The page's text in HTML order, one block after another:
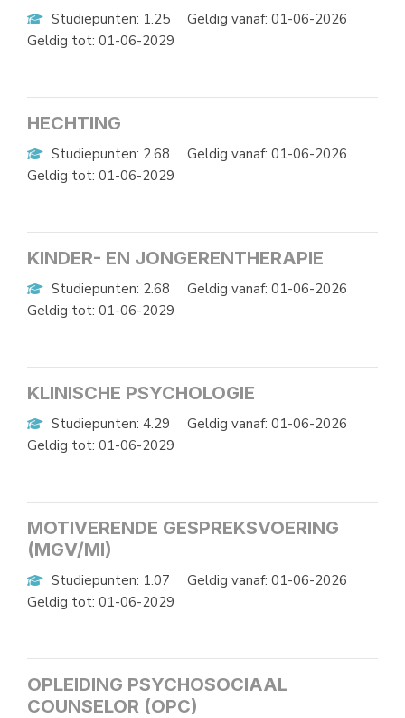
Studiepunten: 1.25
Geldig vanaf: 01-06-2026
Geldig tot: 01-06-2029
HECHTING
Studiepunten: 2.68
Geldig vanaf: 01-06-2026
Geldig tot: 01-06-2029
KINDER- EN JONGERENTHERAPIE
Studiepunten: 2.68
Geldig vanaf: 01-06-2026
Geldig tot: 01-06-2029
KLINISCHE PSYCHOLOGIE
Studiepunten: 4.29
Geldig vanaf: 01-06-2026
Geldig tot: 01-06-2029
MOTIVERENDE GESPREKSVOERING
(MGV/MI)
Studiepunten: 1.07
Geldig vanaf: 01-06-2026
Geldig tot: 01-06-2029
OPLEIDING PSYCHOSOCIAAL
COUNSELOR (OPC)